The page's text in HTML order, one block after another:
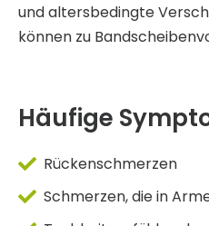
und altersbedingte
können zu
Häufige
Rückenschmerzen
Schmerzen, die in